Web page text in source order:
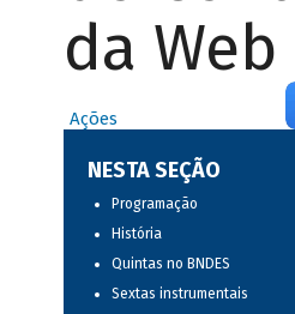
da Web
Ações
NESTA SEÇÃO
Programação
História
Quintas no BNDES
Sextas instrumentais